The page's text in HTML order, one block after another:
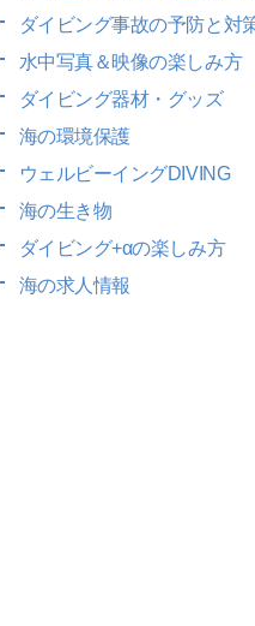
ダイビング事故の予防と対
水中写真＆映像の楽しみ方
ダイビング器材・グッズ
海の環境保護
ウェルビーイングDIVING
海の生き物
ダイビング+αの楽しみ方
海の求人情報